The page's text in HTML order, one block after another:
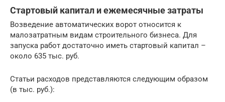
Стартовый капитал и ежемесячные затраты
Возведение автоматических ворот относится к
малозатратным видам строительного бизнеса. Для
запуска работ достаточно иметь стартовый капитал –
около 635 тыс. руб.
Статьи расходов представляются следующим образом
(в тыс. руб.):